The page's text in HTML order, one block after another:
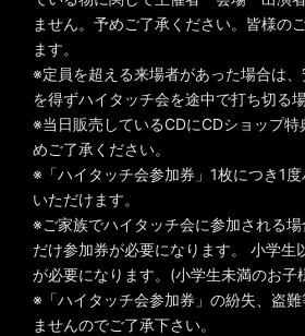
ません。予めご了承ください。皆様の
ます。
※定員を超える来場者があった場合は
を得ずハイタッチ会を途中で打ち切る
※当日販売しているCDにCDショップ
めご了承ください。
※「ハイタッチ会参加券」1枚につき1
いただけます。
※ご家族でハイタッチ会に参加される
だけ参加券が必要になります。 小学生
が必要になります。(小学生未満のお子
※「ハイタッチ会参加券」の紛失、盗
ませんのでご了承下さい。